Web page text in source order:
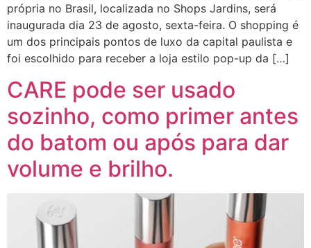
própria no Brasil, localizada no Shops Jardins, será
inaugurada dia 23 de agosto, sexta-feira. O shopping é
um dos principais pontos de luxo da capital paulista e
foi escolhido para receber a loja estilo pop-up da […]
CARE pode ser usado
sozinho, como primer antes
do batom ou após para dar
volume e brilho.